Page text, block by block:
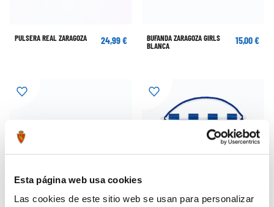
Esta página web usa cookies
Las cookies de este sitio web se usan para personalizar
PULSERA REAL ZARAGOZA 24,99 €
BUFANDA ZARAGOZA GIRLS
BLANCA
15,00 €